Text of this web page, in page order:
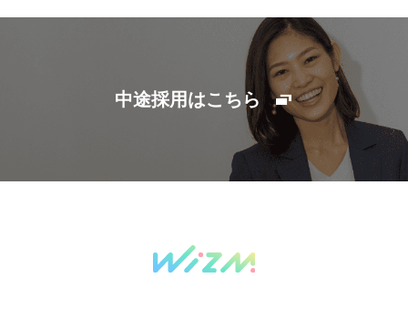
中途採用はこちら